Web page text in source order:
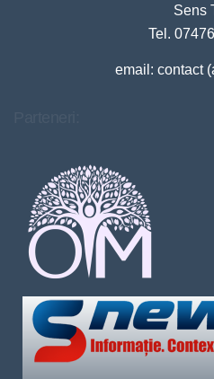
Sens
Tel.
email: contact